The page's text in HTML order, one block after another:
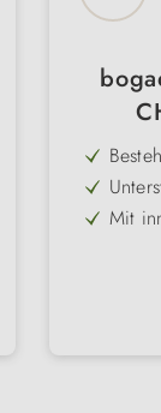
Fisch
Mit